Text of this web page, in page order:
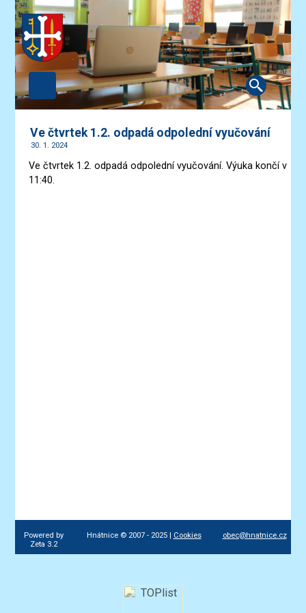
Ve čtvrtek 1.2. odpadá odpolední vyučování
30. 1. 2024
Ve čtvrtek 1.2. odpadá odpolední vyučování. Výuka končí v
11:40.
Powered by
Zeta 3.2
Hnátnice © 2007 - 2025 | Cookies obec@hnatnice.cz